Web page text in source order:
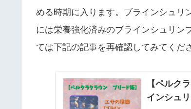
める時期に入ります。ブラインシュリ
には栄養強化済みのブラインシュリン
ては下記の記事を再確認してみてくだ
【ペルク
インシュリ